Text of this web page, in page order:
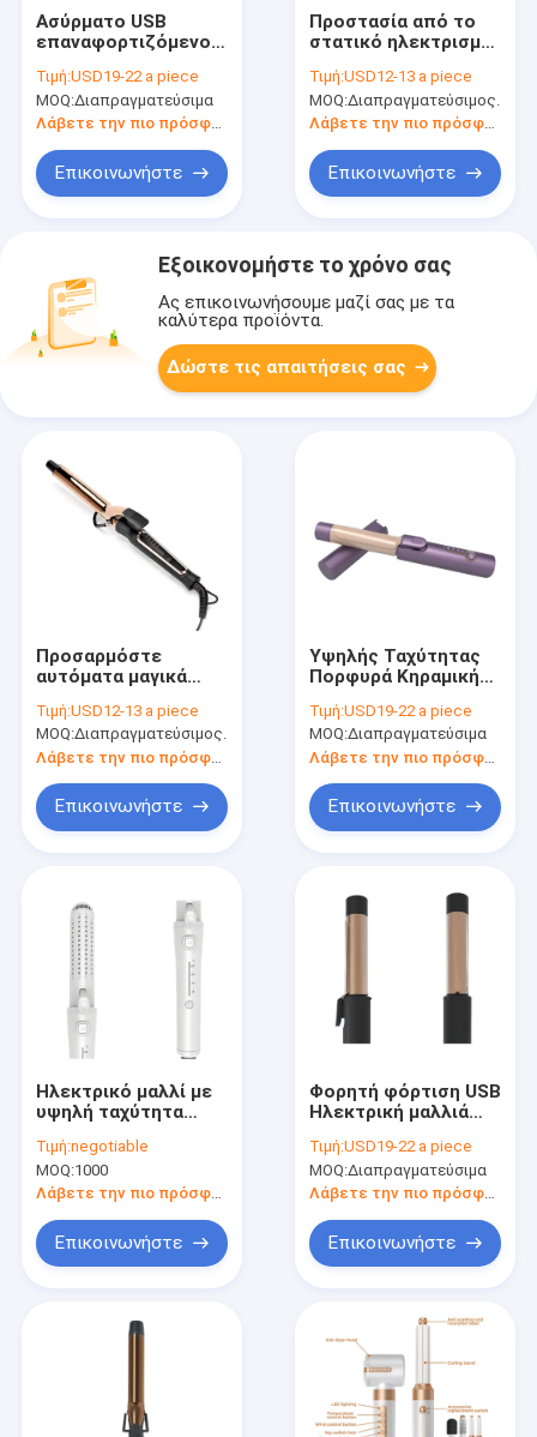
Σχετικά με εμάς
Ασύρματο USB
επαναφορτιζόμενο
σίδερο φορητό
ασύρματο
Τιμή:USD19-22 a piece
MOQ:Διαπραγματεύσιμα
Λάβετε την πιο πρόσφατη τιμή
Επικοινωνήστε
Προστασία από το
στατικό ηλεκτρισμό
ρολάρια μαλλιών με
οθόνη LCD και
αρνητικά ιόντα
Τιμή:USD12-13 a piece
MOQ:Διαπραγματεύσιμος.
Λάβετε την πιο πρόσφατη τιμή
Επικοινωνήστε
Εξοικονομήστε το χρόνο σας
Ας επικοινωνήσουμε μαζί σας με τα
καλύτερα προϊόντα.
Δώστε τις απαιτήσεις σας
Προσαρμόστε
αυτόματα μαγικά
ρολάρια μαλλιών
εργαλεία σαλόνι
αυτόματο
κουλουράκι μαλλιών
Τιμή:USD12-13 a piece
MOQ:Διαπραγματεύσιμος.
Λάβετε την πιο πρόσφατη τιμή
Επικοινωνήστε
Υψηλής Ταχύτητας
Πορφυρά Κηραμική
Ρολάρια Μαλλιών με
Παγκόσμια
Σφραγίδες
Τιμή:USD19-22 a piece
MOQ:Διαπραγματεύσιμα
Επικοινωνήστε
Ηλεκτρικό μαλλί με
υψηλή ταχύτητα
Ελαφρύ μαλλί 2 σε 1
Τιμή:negotiable
MOQ:1000
Λάβετε την πιο πρόσφατη τιμή
Επικοινωνήστε
Φορητή φόρτιση USB
Ηλεκτρική μαλλιά
σίδερο curling με
κεραμική επίστρωση
Τιμή:USD19-22 a piece
MOQ:Διαπραγματεύσιμα
Λάβετε την πιο πρόσφατη τιμή
Επικοινωνήστε